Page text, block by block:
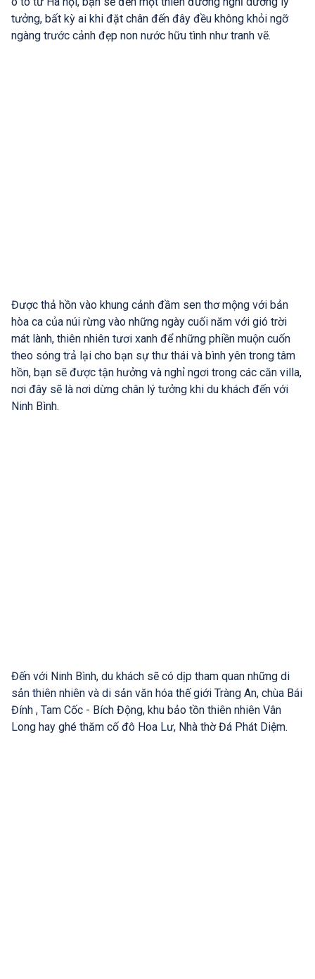
tưởng, bất kỳ ai khi đặt chân đến đây đều không khỏi ngỡ
ngàng trước cảnh đẹp non nước hữu tình như tranh vẽ.
Được thả hồn vào khung cảnh đầm sen thơ mộng với bản
hòa ca của núi rừng vào những ngày cuối năm với gió trời
mát lành, thiên nhiên tươi xanh để những phiền muộn cuốn
theo sóng trả lại cho bạn sự thư thái và bình yên trong tâm
hồn, bạn sẽ được tận hưởng và nghỉ ngơi trong các căn villa,
nơi đây sẽ là nơi dừng chân lý tưởng khi du khách đến với
Ninh Bình.
Đến với Ninh Bình, du khách sẽ có dịp tham quan những di
sản thiên nhiên và di sản văn hóa thế giới Tràng An, chùa Bái
Đính , Tam Cốc - Bích Động, khu bảo tồn thiên nhiên Vân
Long hay ghé thăm cố đô Hoa Lư, Nhà thờ Đá Phát Diệm.